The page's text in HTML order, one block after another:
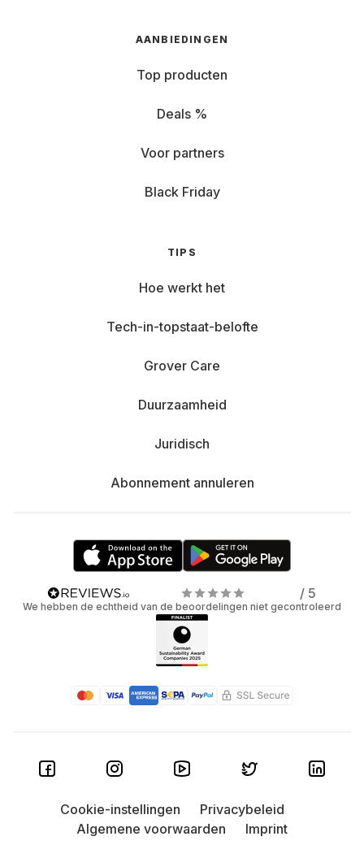
AANBIEDINGEN
Top producten
Deals %
Voor partners
Black Friday
TIPS
Hoe werkt het
Tech-in-topstaat-belofte
Grover Care
Duurzaamheid
Juridisch
Abonnement annuleren
/ 5
We hebben de echtheid van de beoordelingen niet gecontroleerd
Cookie-instellingen
Privacybeleid
Algemene voorwaarden
Imprint